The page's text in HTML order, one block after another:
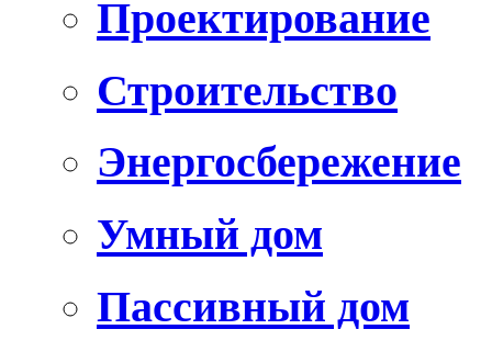
Проектирование
Строительство
Энергосбережение
Умный дом
Пассивный дом